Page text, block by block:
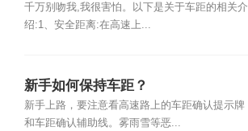
千万别吻我,我很害怕。以下是关于车距的相关介
绍:1、安全距离:在高速上...
新手如何保持车距？
新手上路，要注意看高速路上的车距确认提示牌
和车距确认辅助线。雾雨雪等恶...